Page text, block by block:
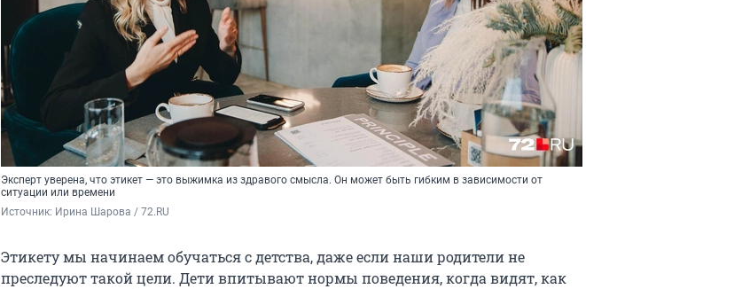
Эксперт уверена, что этикет — это выжимка из здравого смысла. Он может быть гибким в зависимости от
ситуации или времени
Источник: Ирина Шарова / 72.RU
Этикету мы начинаем обучаться с детства, даже если наши родители не
преследуют такой цели. Дети впитывают нормы поведения, когда видят, как